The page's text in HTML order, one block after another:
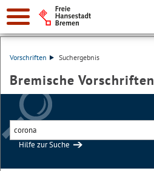
Vorschriften Suchergebnis
Bremische Vorschriften
Hilfe zur Suche